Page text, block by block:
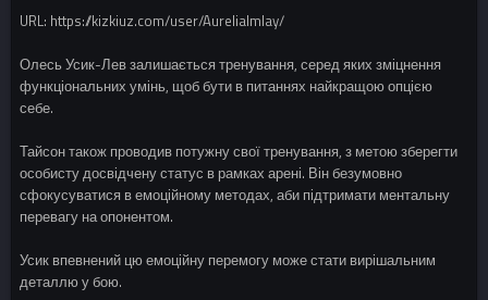
URL: https://kizkiuz.com/user/AureliaImlay/
Олесь Усик-Лев залишається тренування, серед яких зміцнення
функціональних умінь, щоб бути в питаннях найкращою опцією
себе.
Тайсон також проводив потужну свої тренування, з метою зберегти
особисту досвідчену статус в рамках арені. Він безумовно
сфокусуватися в емоційному методах, аби підтримати ментальну
перевагу на опонентом.
Усик впевнений цю емоційну перемогу може стати вирішальним
деталлю у бою.